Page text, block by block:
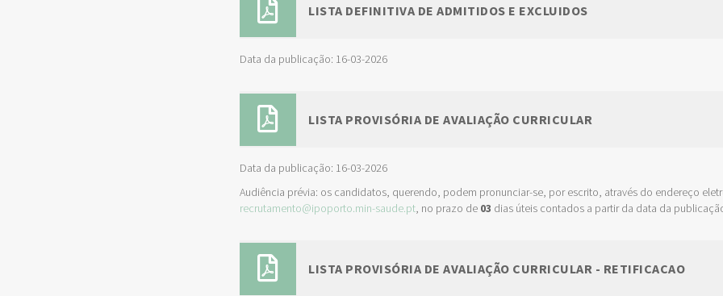
LISTA DEFINITIVA DE ADMITIDOS E EXCLUIDOS
Data da publicação: 16-03-2026
LISTA PROVISÓRIA DE AVALIAÇÃO CURRICULAR
Data da publicação: 16-03-2026
Audiência prévia: os candidatos, querendo, podem pronunciar-se, por escrito, através do endereço
recrutamento@ipoporto.min-saude.pt, no prazo de 03 dias úteis contados a partir da data da
LISTA PROVISÓRIA DE AVALIAÇÃO CURRICULAR - RETIFICACAO